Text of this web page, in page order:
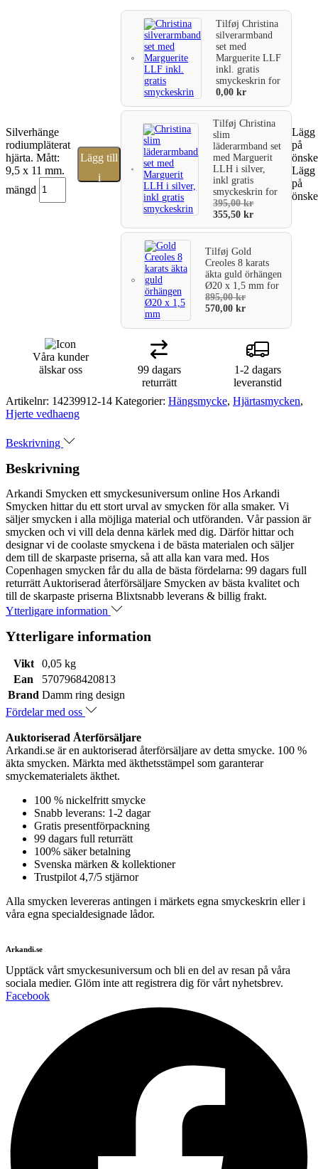
Silverhänge
rodiumpläterat
hjärta. Mått:
9,5 x 11 mm.
mängd
Lägg till
i
TilføjChristina
silverarmband
set med
Marguerite LLF
inkl. gratis
smyckeskrinfor
0,00kr
TilføjChristina
slim
läderarmband set
med Marguerit
LLH i silver,
inkl gratis
smyckeskrinfor
395,00kr
355,50kr
TilføjGold
Creoles 8 karats
äkta guld örhängen
Ø20 x 1,5 mmfor
895,00kr
570,00kr
på
på
Våra kunder
älskar oss
99 dagars
returrätt
1-2 dagars
leveranstid
Artikelnr: 14239912-14 Kategorier: Hängsmycke, Hjärtasmycken,
Hjerte vedhaeng
Beskrivning
Beskrivning
Arkandi Smycken ett smyckesuniversum online Hos Arkandi
Smycken hittar du ett stort urval av smycken för alla smaker. Vi
säljer smycken i alla möjliga material och utföranden. Vår passion är
smycken och vi vill dela denna kärlek med dig. Därför hittar och
designar vi de coolaste smyckena i de bästa materialen och säljer
dem till de skarpaste priserna, så att alla kan vara med. Hos
Copenhagen smycken får du alla de bästa fördelarna: 99 dagars full
returrätt Auktoriserad återförsäljare Smycken av bästa kvalitet och
till de skarpaste priserna Blixtsnabb leverans & billig frakt.
Ytterligare information
Ytterligare information
Vikt
0,05 kg
Ean
5707968420813
Brand Damm ring design
Fördelar med oss
Auktoriserad Återförsäljare
Arkandi.se är en auktoriserad återförsäljare av detta smycke. 100 %
äkta smycken. Märkta med äkthetsstämpel som garanterar
smyckematerialets äkthet.
100 % nickelfritt smycke
Snabb leverans: 1-2 dagar
Gratis presentförpackning
99 dagars full returrätt
100% säker betalning
Svenska märken & kollektioner
Trustpilot 4,7/5 stjärnor
Alla smycken levereras antingen i märkets egna smyckeskrin eller i
våra egna specialdesignade lådor.
Arkandi.se
Upptäck vårt smyckesuniversum och bli en del av resan på våra
sociala medier. Glöm inte att registrera dig för vårt nyhetsbrev.
Facebook